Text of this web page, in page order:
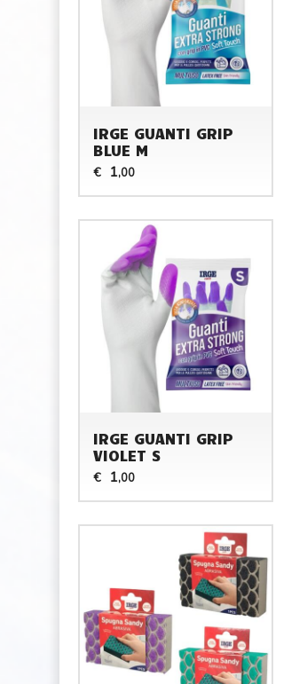
IRGE GUANTI GRIP
BLUE M
€ 1,00
IRGE GUANTI GRIP
VIOLET S
€ 1,00